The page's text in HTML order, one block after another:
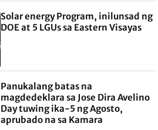
Solar energy Program, inilunsad ng
DOE at 5 LGUs sa Eastern Visayas
Panukalang batas na
magdedeklara sa Jose Dira Avelino
Day tuwing ika-5 ng Agosto,
aprubado na sa Kamara